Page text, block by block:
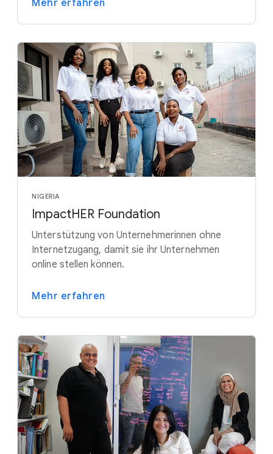
Mehr erfahren
NIGERIA
ImpactHER Foundation
Unterstützung von Unternehmerinnen ohne
Internetzugang, damit sie ihr Unternehmen
online stellen können.
Mehr erfahren